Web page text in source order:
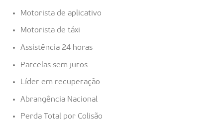
Motorista de aplicativo
Motorista de táxi
Assistência 24 horas
Parcelas sem juros
Líder em recuperação
Abrangência Nacional
Perda Total por Colisão